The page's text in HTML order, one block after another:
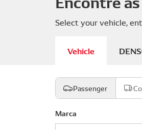
Select your vehicle,
Vehicle
Passenger
Marca